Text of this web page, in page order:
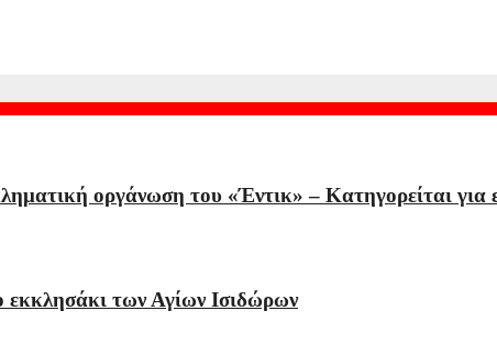
οργάνωση του «Έντικ» – Κατηγορείται για
των Αγίων Ισιδώρων